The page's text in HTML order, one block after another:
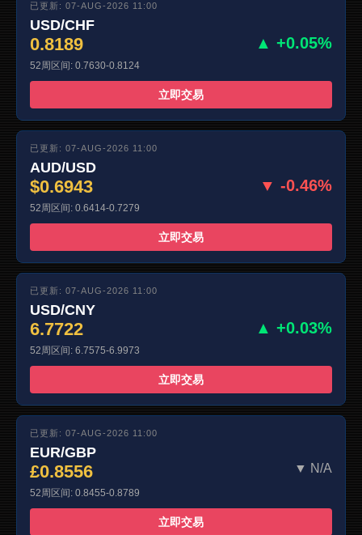
已更新: 07-AUG-2026 11:00
USD/CHF
0.8189 ▲ +0.05%
52周区间: 0.7630-0.8124
立即交易
已更新: 07-AUG-2026 11:00
AUD/USD
$0.6943 ▼ -0.46%
52周区间: 0.6414-0.7279
立即交易
已更新: 07-AUG-2026 11:00
USD/CNY
6.7722 ▲ +0.03%
52周区间: 6.7575-6.9973
立即交易
已更新: 07-AUG-2026 11:00
EUR/GBP
£0.8556 ▼ N/A
52周区间: 0.8455-0.8789
立即交易